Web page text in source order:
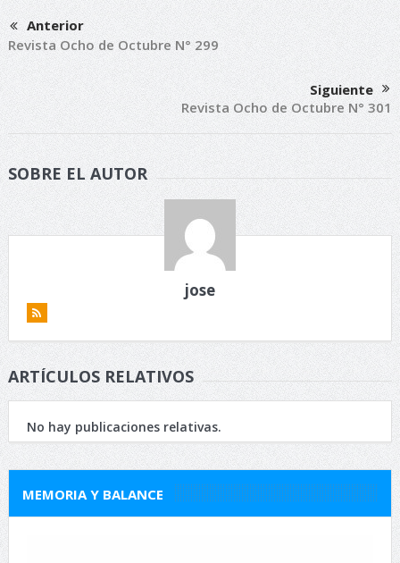
Anterior
Revista Ocho de Octubre N° 299
Siguiente
Revista Ocho de Octubre N° 301
SOBRE EL AUTOR
jose
ARTÍCULOS RELATIVOS
No hay publicaciones relativas.
MEMORIA Y BALANCE